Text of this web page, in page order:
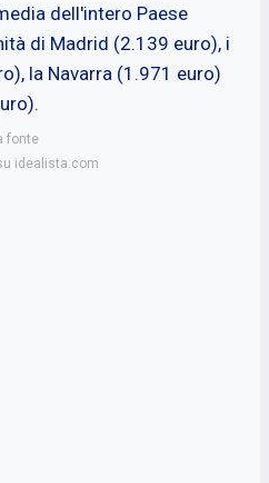
dell'intero Paese
di Madrid (2.139 euro), i
la Navarra (1.971 euro)
fonte
idealista.com